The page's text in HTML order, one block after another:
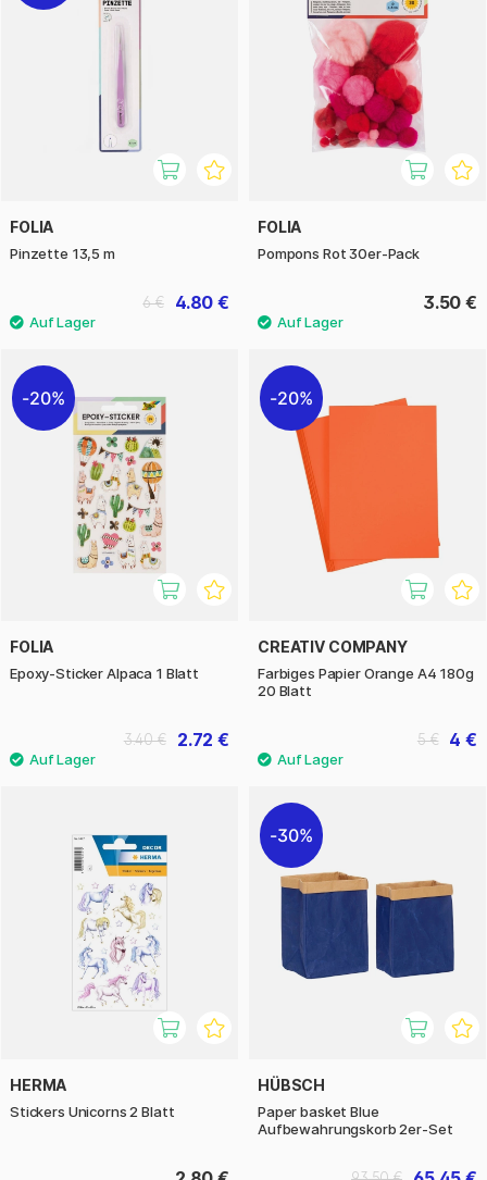
FOLIA
Pinzette 13,5 m
4.80 €
6 €
FOLIA
Pompons Rot 30er-Pack
3.50 €
20%
FOLIA
Epoxy-Sticker Alpaca 1 Blatt
2.72 €
3.40 €
20%
CREATIV COMPANY
Farbiges Papier Orange A4 180g
20 Blatt
4 €
5 €
HERMA
Stickers Unicorns 2 Blatt
30%
HÜBSCH
Paper basket Blue
Aufbewahrungskorb 2er-Set